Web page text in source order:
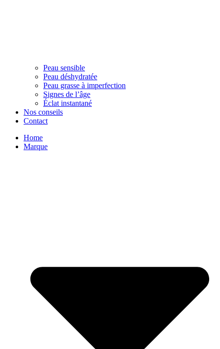
Peau sensible
Peau déshydratée
Peau grasse à imperfection
Signes de l’âge
Éclat instantané
Nos conseils
Contact
Home
Marque